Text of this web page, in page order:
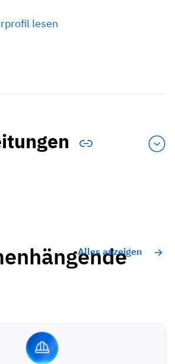
lesen
Alles anzeigen